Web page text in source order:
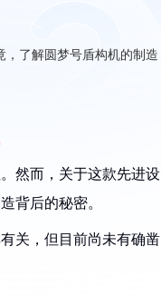
，了解圆梦号盾构机的制造
然而，关于这款先进设
背后的秘密。
关，但目前尚未有确凿